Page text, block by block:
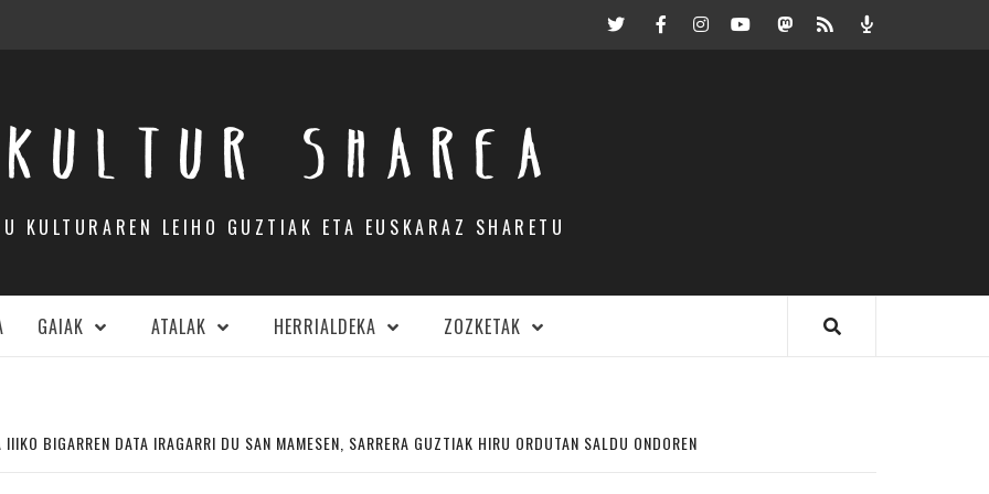
TwitterFacebookInstagramYoutubeMastodon.eus
RSS Podcast
KULTUR SHAREA
KULTURAREN LEIHO GUZTIAK ETA EUSKARAZ SHARETU
GAIAK ATALAK HERRIALDEKA ZOZKETAK
BIGARREN DATA IRAGARRI DU SAN MAMESEN, SARRERA GUZTIAK HIRU ORDUTAN SALDU ONDOREN